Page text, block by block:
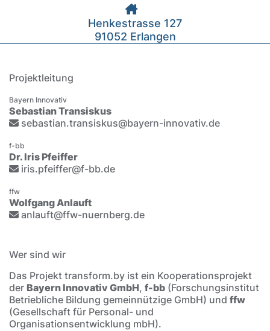
Henkestrasse 127
91052 Erlangen
Projektleitung
Bayern Innovativ
Sebastian Transiskus
sebastian.transiskus@bayern-innovativ.de
f-bb
Dr. Iris Pfeiffer
iris.pfeiffer@f-bb.de
ffw
Wolfgang Anlauft
anlauft@ffw-nuernberg.de
Wer sind wir
Das Projekt transform.by ist ein Kooperationsprojekt
der Bayern Innovativ GmbH, f-bb (Forschungsinstitut
Betriebliche Bildung gemeinnützige GmbH) und ffw
(Gesellschaft für Personal- und
Organisationsentwicklung mbH).